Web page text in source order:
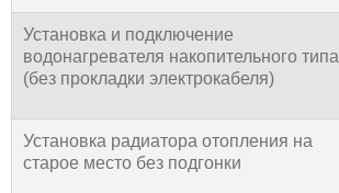
Установка и подключение
водонагревателя накопительного типа
(без прокладки электрокабеля)
Установка радиатора отопления на
старое место без подгонки